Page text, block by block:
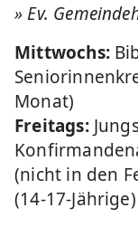
» Ev.
Mittwochs:
Monat)
Freitags:
(nicht in den
(14-17-